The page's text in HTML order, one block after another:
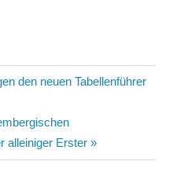
den neuen Tabellenführer
alleiniger Erster